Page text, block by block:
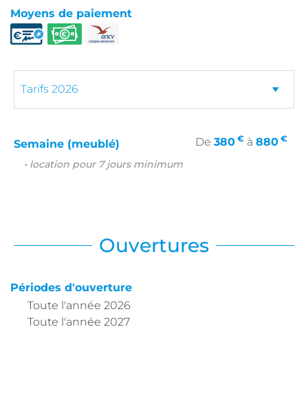
Moyens de paiement
Semaine (meublé) De 380 € à 880 €
• location pour 7 jours minimum
Ouvertures
Périodes d'ouverture
Toute l'année 2026
Toute l'année 2027